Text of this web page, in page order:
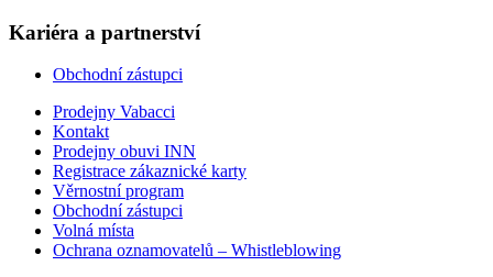
Obrázek
Kariéra a partnerství
Obchodní zástupci
Prodejny Vabacci
Kontakt
Prodejny obuvi INN
Registrace zákaznické karty
Věrnostní program
Obchodní zástupci
Volná místa
Ochrana oznamovatelů – Whistleblowing